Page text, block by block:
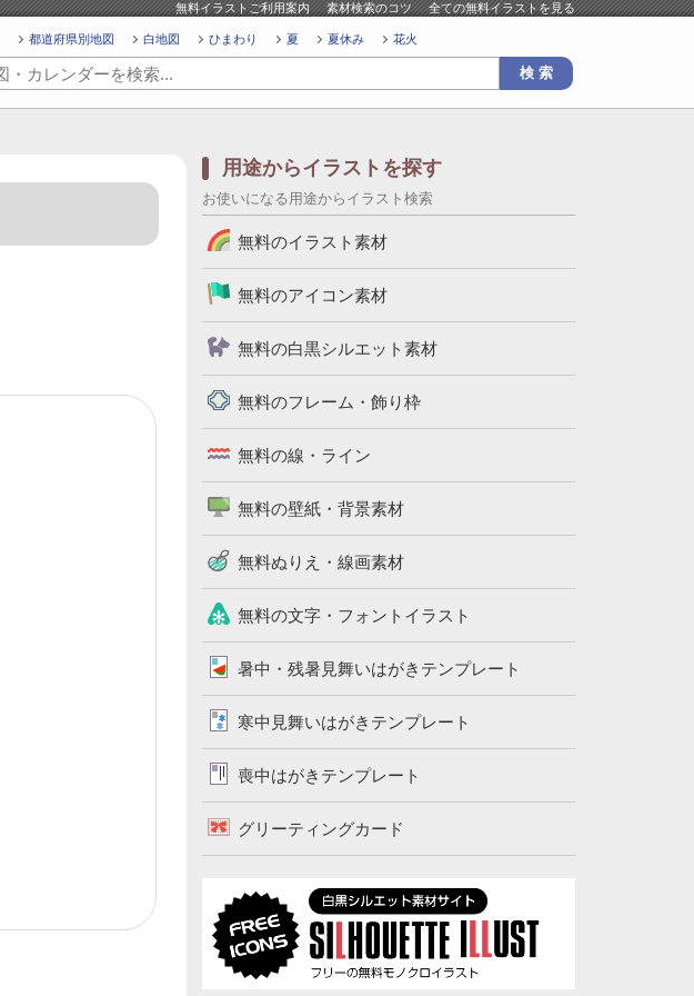
無料イラストご利用案内 素材検索のコツ 全ての無料イラストを見る
都道府県別地図 白地図 ひまわり 夏 夏休み 花火
用途からイラストを探す
お使いになる用途からイラスト検索
無料のイラスト素材
無料のアイコン素材
無料の白黒シルエット素材
無料のフレーム・飾り枠
無料の線・ライン
無料の壁紙・背景素材
無料ぬりえ・線画素材
無料の文字・フォントイラスト
暑中・残暑見舞いはがきテンプレート
寒中見舞いはがきテンプレート
喪中はがきテンプレート
グリーティングカード